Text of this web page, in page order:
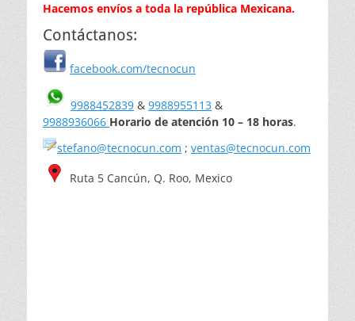
Hacemos envíos a toda la república Mexicana.
Contáctanos:
facebook.com/tecnocun
9988452839 & 9988955113 &
9988936066 Horario de atención 10 – 18 horas.
stefano@tecnocun.com ; ventas@tecnocun.com
Ruta 5 Cancún, Q. Roo, Mexico